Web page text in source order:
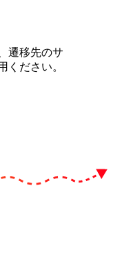
遷移先のサ
ください。